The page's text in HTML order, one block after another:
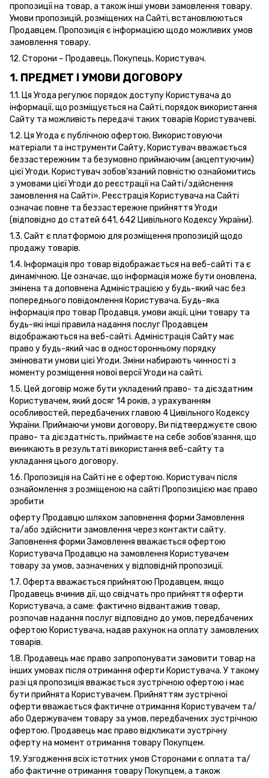
пропозиції на товар, а також інші умови замовлення товару.
Умови пропозицій, розміщених на Сайті, встановлюються
Продавцем. Пропозиція є інформацією щодо можливих умов
замовлення товару.
12. Сторони – Продавець, Покупець, Користувач.
1. ПРЕДМЕТ І УМОВИ ДОГОВОРУ
1.1. Ця Угода регулює порядок доступу Користувача до
інформації, що розміщується на Сайті, порядок використання
Сайту та можливість передачі таких товарів Користувачеві.
1.2. Ця Угода є публічною офертою. Використовуючи
матеріали та інструменти Сайту, Користувач вважається
беззастережним та безумовно приймаючим (акцептуючим)
цієї Угоди. Користувач зобов'язаний повністю ознайомитись
з умовами цієї Угоди до реєстрації на Сайті/здійснення
замовлення на Сайті». Реєстрація Користувача на Сайті
означає повне та беззастережне прийняття Угоди
(відповідно до статей 641, 642 Цивільного Кодексу України).
1.3. Сайт є платформою для розміщення пропозицій щодо
продажу товарів.
1.4. Інформація про товар відображається на веб-сайті та є
динамічною. Це означає, що інформація може бути оновлена,
змінена та доповнена Адміністрацією у будь-який час без
попереднього повідомлення Користувача. Будь-яка
інформація про товар Продавця, умови акції, ціни товару та
будь-які інші правила надання послуг Продавцем
відображаються на веб-сайті. Адміністрація Сайту має
право у будь-який час в односторонньому порядку
змінювати умови цієї Угоди. Зміни набирають чинності з
моменту розміщення нової версії Угоди на сайті.
1.5. Цей договір може бути укладений право- та дієздатним
Користувачем, який досяг 14 років, з урахуванням
особливостей, передбачених главою 4 Цивільного Кодексу
України. Приймаючи умови договору, Ви підтверджуєте свою
право- та дієздатність, приймаєте на себе зобов'язання, що
виникають в результаті використання веб-сайту та
укладання цього договору.
1.6. Пропозиція на Сайті не є офертою. Користувач після
ознайомлення з розміщеною на сайті Пропозицією має право
зробити
оферту Продавцю шляхом заповнення форми Замовлення
та/або здійснити замовлення через контакти сайту.
Заповнення форми Замовлення вважається офертою
Користувача Продавцю на замовлення Користувачем
товару за умов, зазначених у відповідній пропозиції.
1.7. Оферта вважається прийнятою Продавцем, якщо
Продавець вчинив дії, що свідчать про прийняття оферти
Користувача, а саме: фактично відвантажив товар,
розпочав надання послуг відповідно до умов, передбачених
офертою Користувача, надав рахунок на оплату замовлених
товарів.
1.8. Продавець має право запропонувати замовити товар на
iнших умовах пiсля отримання оферти Користувача. У такому
разі ця пропозиція вважається зустрічною офертою і має
бути прийнята Користувачем. Прийняттям зустрічної
оферти вважається фактичне отримання Користувачем та/
або Одержувачем товару за умов, передбачених зустрічною
офертою. Продавець має право відкликати зустрічну
оферту на момент отримання товару Покупцем.
1.9. Узгодження всіх істотних умов Сторонами є оплата та/
або фактичне отримання товару Покупцем, а також